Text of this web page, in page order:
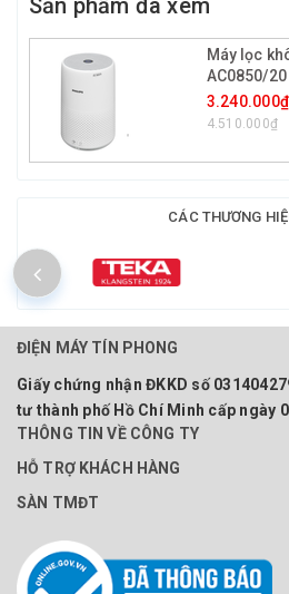
Sản phẩm đã xem
Máy lọc
AC0850/20
3.240.000₫
4.510.000₫
CÁC THƯƠNG
ĐIỆN MÁY TÍN PHONG
Giấy chứng nhận ĐKKD số
tư thành phố Hồ Chí Minh cấp ngày
THÔNG TIN VỀ CÔNG TY
HỖ TRỢ KHÁCH HÀNG
SÀN TMĐT